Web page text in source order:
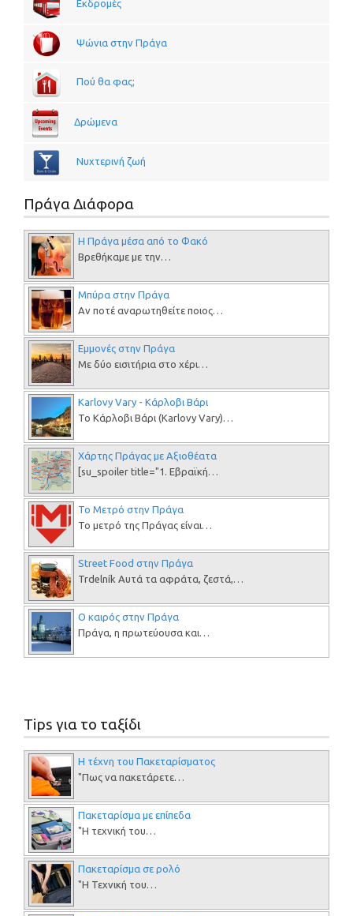
Εκδρομές
Ψώνια στην Πράγα
Πού θα φας;
Δρώμενα
Νυχτερινή ζωή
Πράγα Διάφορα
Η Πράγα μέσα από το Φακό
Βρεθήκαμε με την…
Μπύρα στην Πράγα
Αν ποτέ αναρωτηθείτε ποιος…
Εμμονές στην Πράγα
Με δύο εισιτήρια στο χέρι…
Karlovy Vary - Κάρλοβι Βάρι
Το Κάρλοβι Βάρι (Karlovy Vary)…
Χάρτης Πράγας με Αξιοθέατα
[su_spoiler title="1. Εβραϊκή…
Το Μετρό στην Πράγα
Το μετρό της Πράγας είναι…
Street Food στην Πράγα
Trdelník Αυτά τα αφράτα, ζεστά,…
Ο καιρός στην Πράγα
Πράγα, η πρωτεύουσα και…
Tips για το ταξίδι
Η τέχνη του Πακεταρίσματος
"Πως να πακετάρετε…
Πακεταρίσμα με επίπεδα
"Η τεχνική του…
Πακεταρίσμα σε ρολό
"Η Τεχνική του…